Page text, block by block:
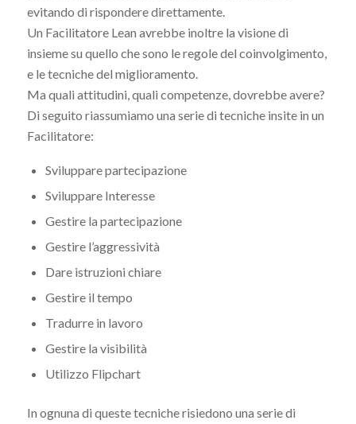
evitando di rispondere direttamente.
Un Facilitatore Lean avrebbe inoltre la visione di
insieme su quello che sono le regole del coinvolgimento,
e le tecniche del miglioramento.
Ma quali attitudini, quali competenze, dovrebbe avere?
Di seguito riassumiamo una serie di tecniche insite in un
Facilitatore:
Sviluppare partecipazione
Sviluppare Interesse
Gestire la partecipazione
Gestire l’aggressività
Dare istruzioni chiare
Gestire il tempo
Tradurre in lavoro
Gestire la visibilità
Utilizzo Flipchart
In ognuna di queste tecniche risiedono una serie di